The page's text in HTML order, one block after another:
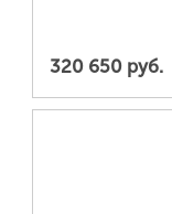
320 650 руб.